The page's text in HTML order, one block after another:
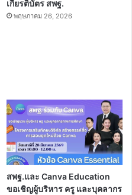
เกียรติบัตร สพฐ.
พฤษภาคม 26, 2026
สพฐ.และ Canva Education
ขอเชิญผู้บริหาร ครู และบุคลากร